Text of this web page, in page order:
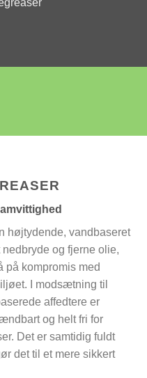
højtydende, vandbaseret
og fjerne olie,
på kompromis med
I modsætning til
affedtere er
og helt fri for
Det er samtidig fuldt
det til et mere sikkert